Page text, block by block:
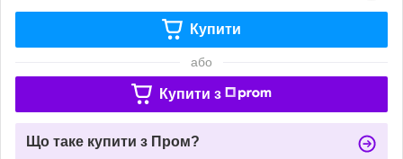
Купити
або
Купити з
Що таке купити з Пром?